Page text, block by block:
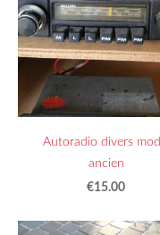
Autoradio divers
ancien
€15.00